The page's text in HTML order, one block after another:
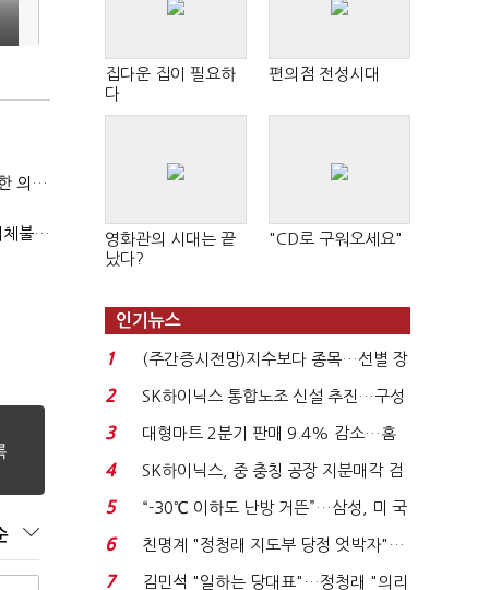
국방부, 역대 참모총장 사관학교 통합 재검토 요구에 "다양한 의견 수렴해 합리적 시스템 만들 것"
"첨단전력 획득제도 패러다임 전환…상생 생태계 조성해 대체불가 K-방산 도약"
집다운 집이 필요하
다
편의점 전성시대
영화관의 시대는 끝
났다?
"CD로 구워오세요"
인기뉴스
1
(주간증시전망)지수보다 종목…선별 장
세 이어진다...
2
SK하이닉스 통합노조 신설 추진…구성
원간 성과급 불...
3
대형마트 2분기 판매 9.4% 감소…홈
플러스 사태 여파...
4
SK하이닉스, 중 충칭 공장 지분매각 검
토?…“확정된 바...
5
“-30℃ 이하도 난방 거뜬”…삼성, 미 국
립연구소와 개...
6
친명계 "정청래 지도부 당정 엇박자"…
친청계 "신천지 오...
7
김민석 "일하는 당대표"…정청래 "의리